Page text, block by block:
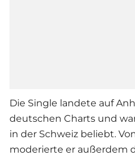
Die Single landete auf
deutschen Charts und
in der Schweiz beliebt.
moderierte er außerdem